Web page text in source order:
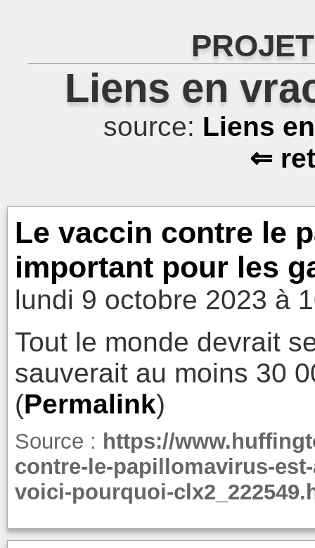
Liens en
source: Liens
⇐
Le vaccin contre le
important pour les
lundi 9 octobre 2023 à
Tout le monde devrait
sauverait au moins 30
(Permalink)
Source : https://
contre-le-papillomavirus-
voici-pourquoi-